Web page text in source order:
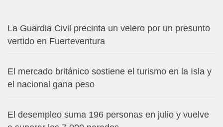
La Guardia Civil precinta un velero por un presunto
vertido en Fuerteventura
El mercado británico sostiene el turismo en la Isla y
el nacional gana peso
El desempleo suma 196 personas en julio y vuelve